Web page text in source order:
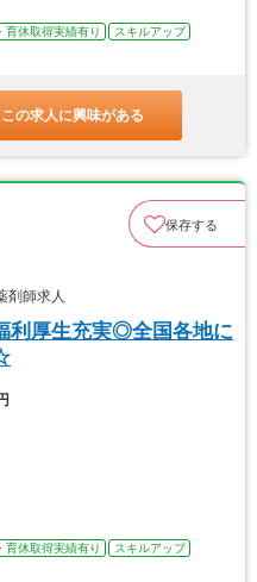
育休取得実績有り
スキルアップ
この求人に興味がある
保存する
剤師求人
利厚生充実◎全国各地に
育休取得実績有り
スキルアップ